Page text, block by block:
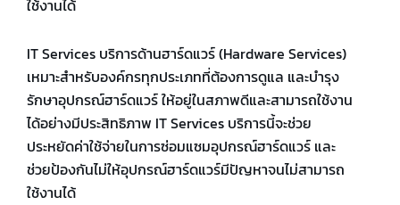
ใช้งานได้
IT Services บริการด้านฮาร์ดแวร์ (Hardware Services)
เหมาะสำหรับองค์กรทุกประเภทที่ต้องการดูแล และบำรุง
รักษาอุปกรณ์ฮาร์ดแวร์ ให้อยู่ในสภาพดีและสามารถใช้งาน
ได้อย่างมีประสิทธิภาพ IT Services บริการนี้จะช่วย
ประหยัดค่าใช้จ่ายในการซ่อมแซมอุปกรณ์ฮาร์ดแวร์ และ
ช่วยป้องกันไม่ให้อุปกรณ์ฮาร์ดแวร์มีปัญหาจนไม่สามารถ
ใช้งานได้